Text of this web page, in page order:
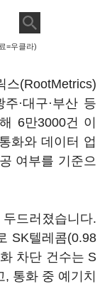
=우클라)
스(RootMetrics)
·대구·부산 등
6만3000건 이
화와 데이터 업
여부를 기준으
드러졌습니다.
SK텔레콤(0.98
차단 건수는 S
통화 중 예기치